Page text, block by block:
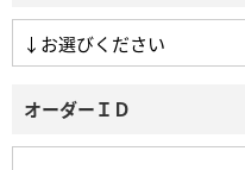
オーダーＩＤ